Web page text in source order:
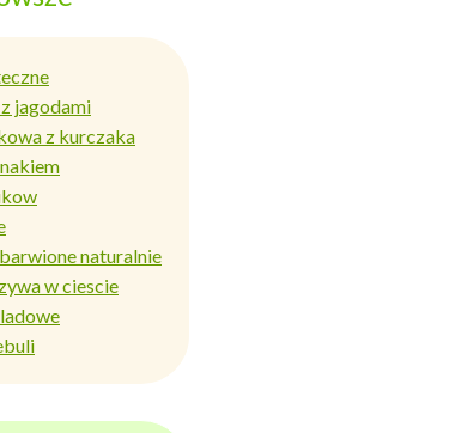
jagodami
z kurczaka
naturalnie
w ciescie